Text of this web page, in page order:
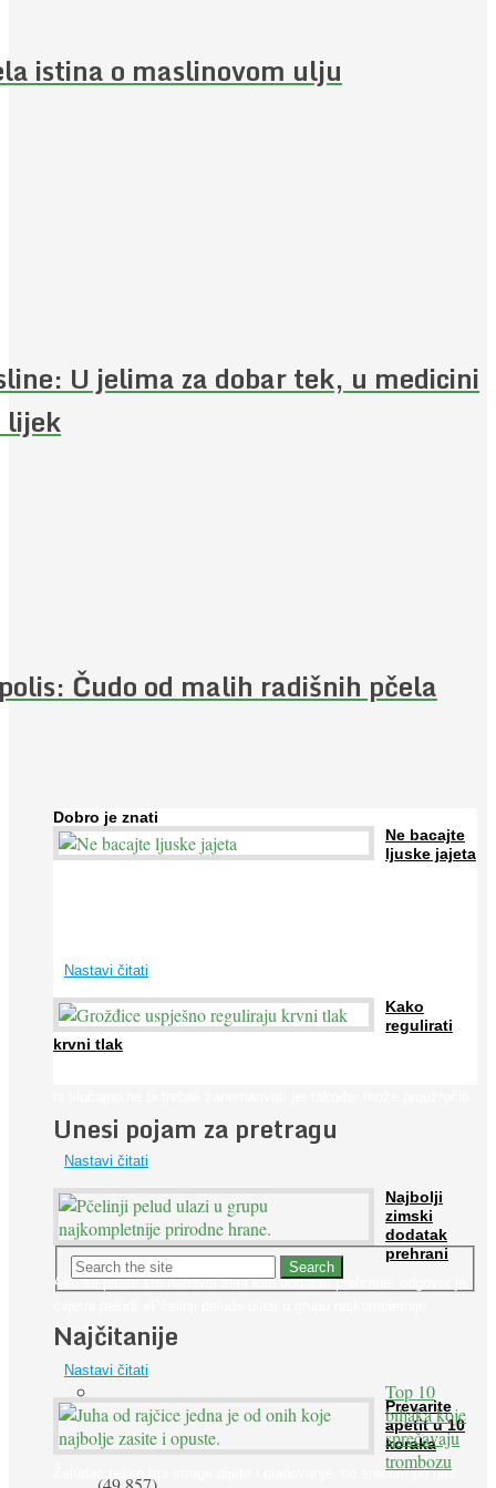
istina o maslinovom ulju
U jelima za dobar tek, u medicini
lijek
Čudo od malih radišnih pčela
Dobro je znati
Ne bacajte
ljuske jajeta
Nastavi čitati
Kako
regulirati
krvni tlak
...
Nastavi čitati
Najbolji
zimski
dodatak
prehrani
Ako se pitate što nabaviti zimi kao dodatak prehrane, odgovor je:
prirodne ...
Nastavi čitati
Prevarite
apetit u 10
koraka
Želudac teško trpi stroge dijete i gladovanje, no srećom po nas
Unesi pojam za pretragu
Najčitanije
Top 10
biljaka koje
sprečavaju
trombozu